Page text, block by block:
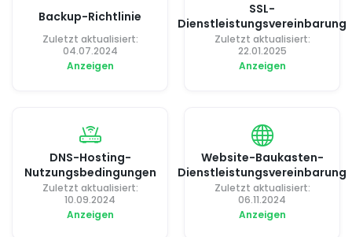
Backup-Richtlinie
Zuletzt aktualisiert:
04.07.2024
Anzeigen
SSL-
Dienstleistungsvereinbarung
Zuletzt aktualisiert:
22.01.2025
Anzeigen
DNS-Hosting-
Nutzungsbedingungen
Zuletzt aktualisiert:
10.09.2024
Anzeigen
Website-Baukasten-
Dienstleistungsvereinbarung
Zuletzt aktualisiert:
06.11.2024
Anzeigen